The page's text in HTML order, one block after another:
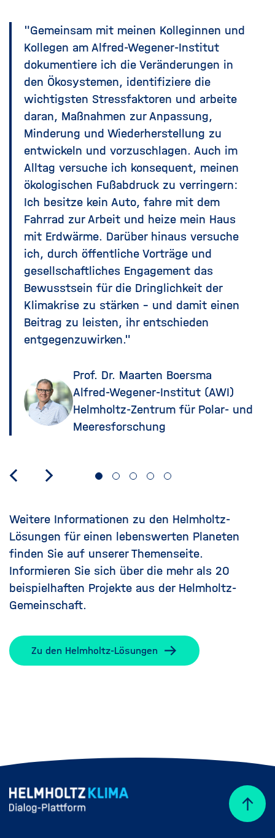
"Gemeinsam mit meinen Kolleginnen und
Kollegen am Alfred-Wegener-Institut
dokumentiere ich die Veränderungen in
den Ökosystemen, identifiziere die
wichtigsten Stressfaktoren und arbeite
daran, Maßnahmen zur Anpassung,
Minderung und Wiederherstellung zu
entwickeln und vorzuschlagen. Auch im
Alltag versuche ich konsequent, meinen
ökologischen Fußabdruck zu verringern:
Ich besitze kein Auto, fahre mit dem
Fahrrad zur Arbeit und heize mein Haus
mit Erdwärme. Darüber hinaus versuche
ich, durch öffentliche Vorträge und
gesellschaftliches Engagement das
Bewusstsein für die Dringlichkeit der
Klimakrise zu stärken – und damit einen
Beitrag zu leisten, ihr entschieden
entgegenzuwirken."
Prof. Dr. Maarten Boersma
Alfred-Wegener-Institut (AWI)
Helmholtz-Zentrum für Polar- und
Meeresforschung
Weitere Informationen zu den Helmholtz-
Lösungen für einen lebenswerten Planeten
finden Sie auf unserer Themenseite.
Informieren Sie sich über die mehr als 20
beispielhaften Projekte aus der Helmholtz-
Gemeinschaft.
Zu den Helmholtz-Lösungen